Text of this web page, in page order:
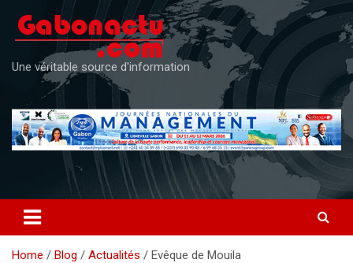
content
Une véritable source d'information
Home Blog Actualités Evêque de Mouila